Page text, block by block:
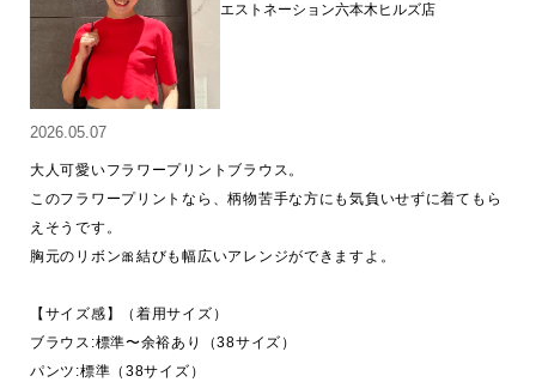
エストネーション六本木ヒルズ店
2026.05.07
大人可愛いフラワープリントブラウス。
このフラワープリントなら、柄物苦手な方にも気負いせずに着てもら
えそうです。
胸元のリボン🎀結びも幅広いアレンジができますよ。
【サイズ感】（着用サイズ）
ブラウス:標準〜余裕あり（38サイズ）
パンツ:標準（38サイズ）